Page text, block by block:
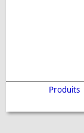
Produits